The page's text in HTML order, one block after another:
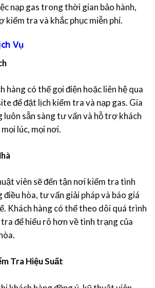
nạp gas trong thời gian bảo hành,
kiểm tra và khắc phục miễn phí.
Vụ
hàng có thể gọi điện hoặc liên hệ qua
để đặt lịch kiểm tra và nạp gas. Gia
luôn sẵn sàng tư vấn và hỗ trợ khách
lúc, mọi nơi.
viên sẽ đến tận nơi kiểm tra tình
điều hòa, tư vấn giải pháp và báo giá
Khách hàng có thể theo dõi quá trình
để hiểu rõ hơn về tình trạng của
Tra Hiệu Suất